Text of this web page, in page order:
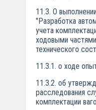
11.3. О
"Разработка
учета
ходовыми
технического
11.3.1. о ходе
11.3.2. об
расследования
комплектации